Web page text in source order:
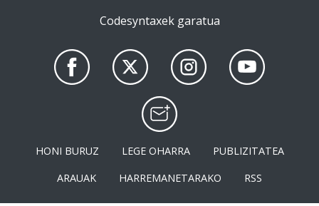
Codesyntaxek garatua
HONI BURUZ LEGE OHARRA
PUBLIZITATEA
ARAUAK
HARREMANETARAKO RSS